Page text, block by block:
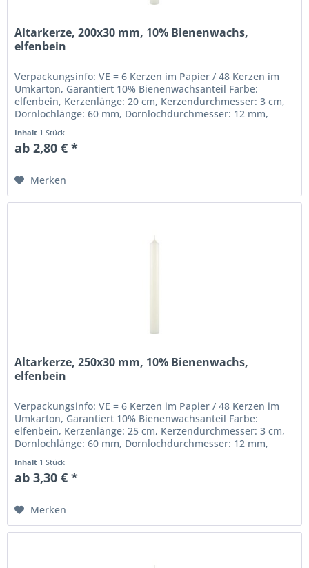
Altarkerze, 200x30 mm, 10% Bienenwachs,
elfenbein
Verpackungsinfo: VE = 6 Kerzen im Papier / 48 Kerzen im
Umkarton, Garantiert 10% Bienenwachsanteil Farbe:
elfenbein, Kerzenlänge: 20 cm, Kerzendurchmesser: 3 cm,
Dornlochlänge: 60 mm, Dornlochdurchmesser: 12 mm,
Inhalt 1 Stück
ab 2,80 € *
Merken
Altarkerze, 250x30 mm, 10% Bienenwachs,
elfenbein
Verpackungsinfo: VE = 6 Kerzen im Papier / 48 Kerzen im
Umkarton, Garantiert 10% Bienenwachsanteil Farbe:
elfenbein, Kerzenlänge: 25 cm, Kerzendurchmesser: 3 cm,
Dornlochlänge: 60 mm, Dornlochdurchmesser: 12 mm,
Inhalt 1 Stück
ab 3,30 € *
Merken